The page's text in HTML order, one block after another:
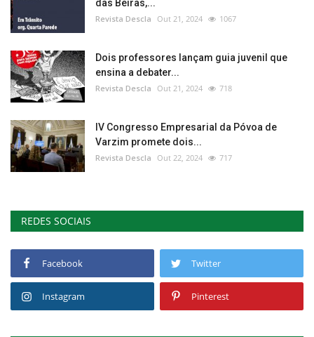
das Beiras,...
Revista Descla Out 21, 2024 1067
Dois professores lançam guia juvenil que
ensina a debater...
Revista Descla Out 21, 2024 718
IV Congresso Empresarial da Póvoa de
Varzim promete dois...
Revista Descla Out 22, 2024 717
REDES SOCIAIS
Facebook Twitter
Instagram Pinterest